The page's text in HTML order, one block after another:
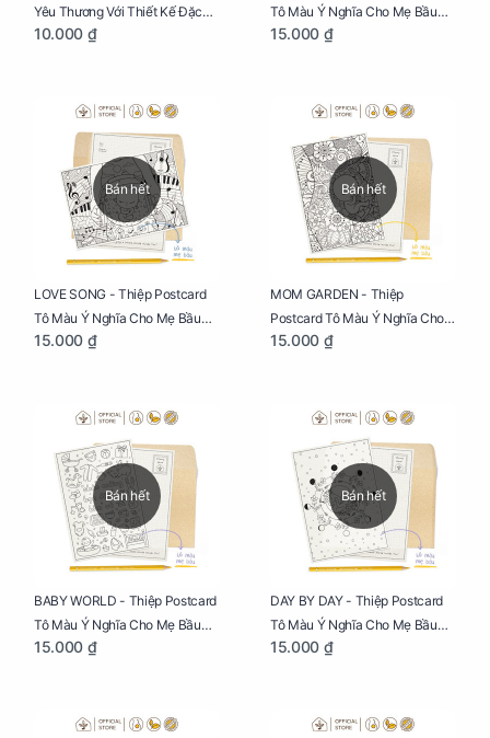
Yêu Thương Với Thiết Kế Đặc
Biệt Dành Riêng Cho Mẹ Bầu
10.000 ₫
Tô Màu Ý Nghĩa Cho Mẹ Bầu
Sáng Tạo, Thư Giãn Và Hạnh
15.000 ₫
Bán hết
LOVE SONG - Thiệp Postcard
Tô Màu Ý Nghĩa Cho Mẹ Bầu
Sáng Tạo, Thư Giãn Và Hạnh
15.000 ₫
Bán hết
MOM GARDEN - Thiệp
Postcard Tô Màu Ý Nghĩa Cho
Mẹ Bầu Sáng Tạo, Thư Giãn Và
15.000 ₫
Bán hết
BABY WORLD - Thiệp Postcard
Tô Màu Ý Nghĩa Cho Mẹ Bầu
Sáng Tạo, Thư Giãn Và Hạnh
15.000 ₫
Bán hết
DAY BY DAY - Thiệp Postcard
Tô Màu Ý Nghĩa Cho Mẹ Bầu
Sáng Tạo, Thư Giãn Và Hạnh
15.000 ₫